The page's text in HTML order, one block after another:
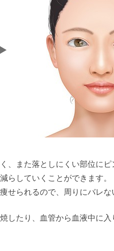
、また落としにくい部位に
らしていくことができます。
せられるので、周りにバレな
したり、血管から血液中に